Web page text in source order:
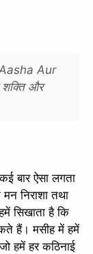
Aur
और
बार ऐसा लगता
निराशा तथा
सिखाता है कि
हैं। मसीह में हमें
हमें हर कठिनाई